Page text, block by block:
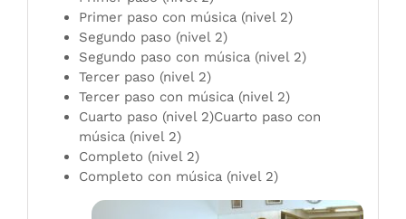
Primer paso con música (nivel 2)
Segundo paso (nivel 2)
Segundo paso con música (nivel 2)
Tercer paso (nivel 2)
Tercer paso con música (nivel 2)
Cuarto paso (nivel 2)Cuarto paso con
música (nivel 2)
Completo (nivel 2)
Completo con música (nivel 2)